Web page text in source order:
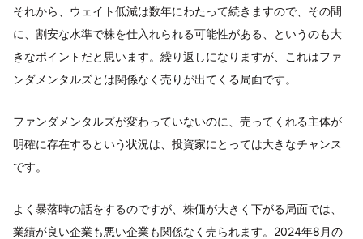
それから、ウェイト低減は数年にわたって続きますので、その間
に、割安な水準で株を仕入れられる可能性がある、というのも大
きなポイントだと思います。繰り返しになりますが、これはファ
ンダメンタルズとは関係なく売りが出てくる局面です。
ファンダメンタルズが変わっていないのに、売ってくれる主体が
明確に存在するという状況は、投資家にとっては大きなチャンス
です。
よく暴落時の話をするのですが、株価が大きく下がる局面では、
業績が良い企業も悪い企業も関係なく売られます。2024年8月の